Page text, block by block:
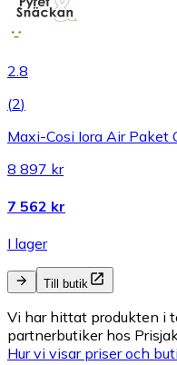
2.8
(2)
Maxi-Cosi Iora Air Paket
8 897 kr
7 562 kr
I lager
Till butik
Vi har hittat produkten i
partnerbutiker hos
Hur vi visar priser och